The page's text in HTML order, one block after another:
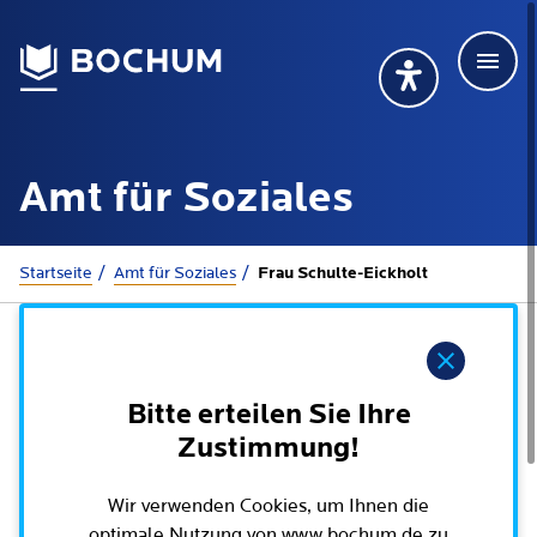
Übersetzung
Deutsch
Amt für Soziales
Startseite Amt für Soziales Frau Schulte-Eickholt
Bitte erteilen Sie Ihre
Zustimmung!
Wir verwenden Cookies, um Ihnen die
Übersetzung wählen (öffnet sich in Google
Deutsch
Online-Dienste - Serviceportal
Dienstleistungen von A-Z
Online-Terminbuchung
Lebenslagen